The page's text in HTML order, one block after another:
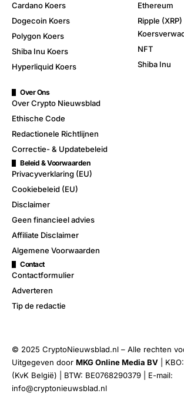
Cardano Koers
Dogecoin Koers
Polygon Koers
Shiba Inu Koers
Hyperliquid Koers
Ethereum
Ripple
NFT
Shiba Inu
Over Ons
Over Crypto Nieuwsblad
Ethische Code
Redactionele Richtlijnen
Correctie- & Updatebeleid
Beleid & Voorwaarden
Privacyverklaring (EU)
Cookiebeleid (EU)
Disclaimer
Geen financieel advies
Affiliate Disclaimer
Algemene Voorwaarden
Contact
Contactformulier
Adverteren
Tip de redactie
© 2025 CryptoNieuwsblad.nl – Alle rechten
Uitgegeven door MKG Online Media BV |
(KvK België) | BTW: BE0768290379 | E-mail:
info@cryptonieuwsblad.nl